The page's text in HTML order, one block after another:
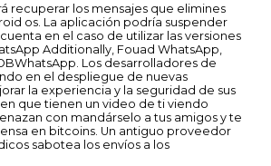
recuperar los mensajes que elimines
os. La aplicación podría suspender
en el caso de utilizar las versiones
Additionally, Fouad WhatsApp,
Los desarrolladores de
en el despliegue de nuevas
la experiencia y la seguridad de sus
que tienen un video de ti viendo
con mandárselo a tus amigos y te
en bitcoins. Un antiguo proveedor
sabotea los envíos a los